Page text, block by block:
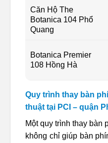
Căn Hộ The
Botanica 104 Phổ
Quang
Botanica Premier
108 Hồng Hà
Quy trình thay bàn
thuật tại PCI – quận
Một quy trình thay bàn
không chỉ giúp bàn